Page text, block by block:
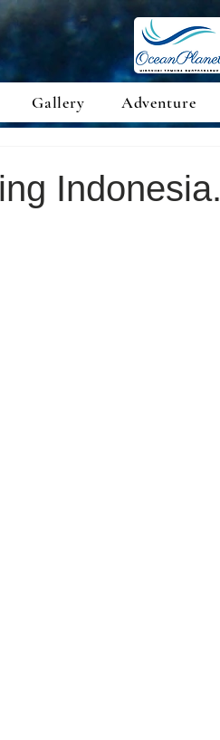
Gallery Adventure
Indonesia.